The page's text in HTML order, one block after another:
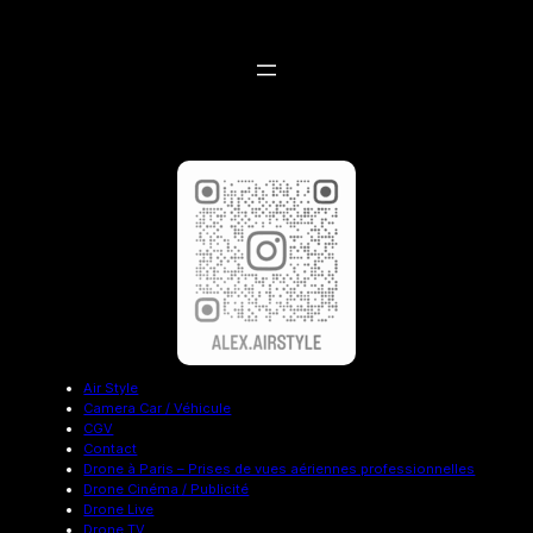
Air Style
Camera Car / Véhicule
CGV
Contact
Drone à Paris – Prises de vues aériennes professionnelles
Drone Cinéma / Publicité
Drone Live
Drone TV